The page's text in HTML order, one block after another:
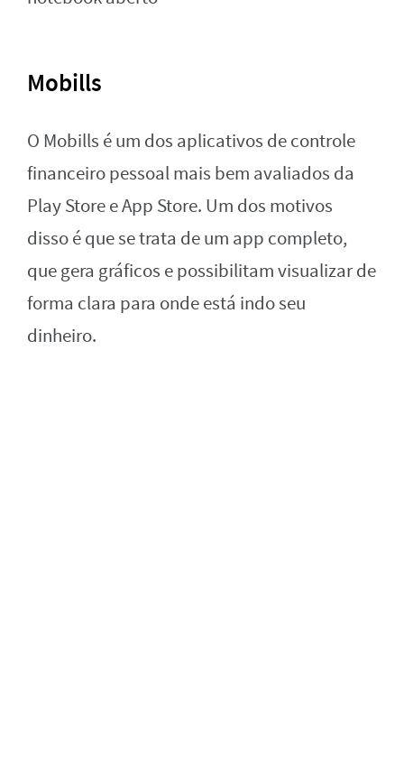
Mobills
O Mobills é um dos aplicativos de controle
financeiro pessoal mais bem avaliados da
Play Store e App Store. Um dos motivos
disso é que se trata de um app completo,
que gera gráficos e possibilitam visualizar de
forma clara para onde está indo seu
dinheiro.